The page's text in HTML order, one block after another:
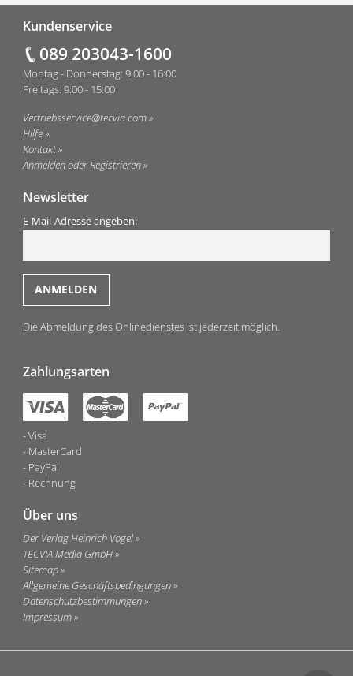
Kundenservice
089 203043-1600
Montag - Donnerstag: 9:00 - 16:00
Freitags: 9:00 - 15:00
Vertriebsservice@tecvia.com
Hilfe
Kontakt
Anmelden oder Registrieren
Newsletter
E-Mail-Adresse angeben:
Die Abmeldung des Onlinedienstes ist jederzeit möglich.
Zahlungsarten
Visa
MasterCard
PayPal
Rechnung
Über uns
Der Verlag Heinrich Vogel
TECVIA Media GmbH
Sitemap
Allgemeine Geschäftsbedingungen
Datenschutzbestimmungen
Impressum